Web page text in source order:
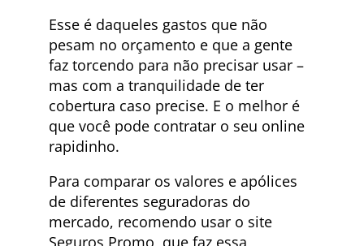
Esse é daqueles gastos que não
pesam no orçamento e que a gente
faz torcendo para não precisar usar –
mas com a tranquilidade de ter
cobertura caso precise. E o melhor é
que você pode contratar o seu online
rapidinho.
Para comparar os valores e apólices
de diferentes seguradoras do
mercado, recomendo usar o site
Seguros Promo, que faz essa